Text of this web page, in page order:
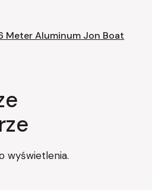
Meter Aluminum Jon Boat
wyświetlenia.